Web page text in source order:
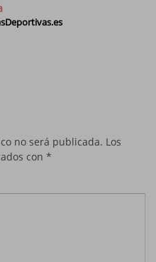
no será publicada. Los
con *